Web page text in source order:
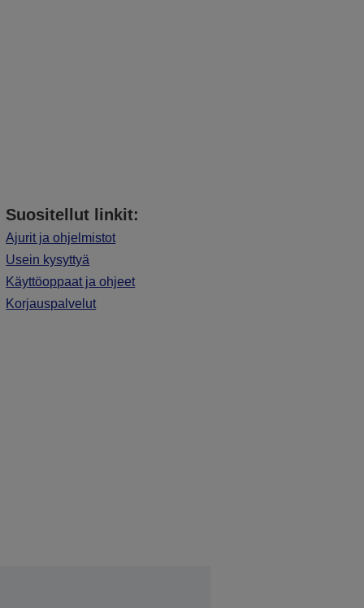
Suositellut linkit:
Ajurit ja ohjelmistot
Usein kysyttyä
Käyttöoppaat ja ohjeet
Korjauspalvelut